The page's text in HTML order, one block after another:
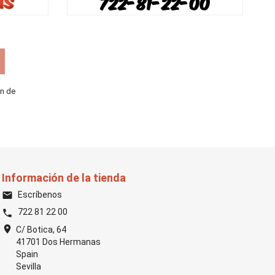
de
Información de la tienda
email Escríbenos
phone 722 81 22 00
location_on C/ Botica, 64
41701 Dos Hermanas
Spain
Sevilla